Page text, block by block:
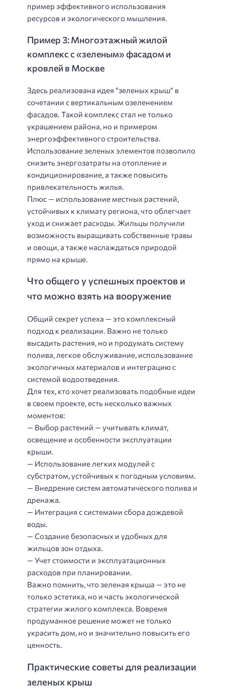
пример эффективного использования
ресурсов и экологического мышления.
Пример 3: Многоэтажный жилой
комплекс с «зеленым» фасадом и
кровлей в Москве
Здесь реализована идея “зеленых крыш” в
сочетании с вертикальным озеленением
фасадов. Такой комплекс стал не только
украшением района, но и примером
энергоэффективного строительства.
Использование зеленых элементов позволило
снизить энергозатраты на отопление и
кондиционирование, а также повысить
привлекательность жилья.
Плюс — использование местных растений,
устойчивых к климату региона, что облегчает
уход и снижает расходы. Жильцы получили
возможность выращивать собственные травы
и овощи, а также наслаждаться природой
прямо на крыше.
Что общего у успешных проектов и
что можно взять на вооружение
Общий секрет успеха — это комплексный
подход к реализации. Важно не только
высадить растения, но и продумать систему
полива, легкое обслуживание, использование
экологичных материалов и интеграцию с
системой водоотведения.
Для тех, кто хочет реализовать подобные идеи
в своем проекте, есть несколько важных
моментов:
— Выбор растений — учитывать климат,
освещение и особенности эксплуатации
крыши.
— Использование легких модулей с
субстратом, устойчивых к погодным условиям.
— Внедрение систем автоматического полива и
дренажа.
— Интеграция с системами сбора дождевой
воды.
— Создание безопасных и удобных для
жильцов зон отдыха.
— Учет стоимости и эксплуатационных
расходов при планировании.
Важно помнить, что зеленая крыша — это не
только эстетика, но и часть экологической
стратегии жилого комплекса. Вовремя
продуманное решение может не только
украсить дом, но и значительно повысить его
ценность.
Практические советы для реализации
зеленых крыш